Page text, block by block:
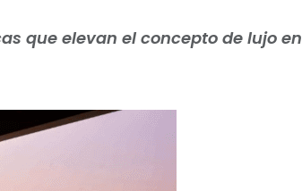
que elevan el concepto de lujo en